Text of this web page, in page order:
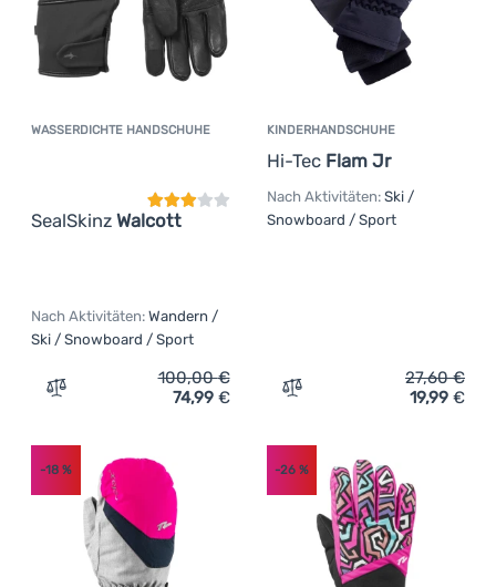
WASSERDICHTE HANDSCHUHE
SealSkinz Walcott
Kundenbewertung
Nach Aktivitäten: Wandern /
Ski / Snowboard / Sport
Zum Vergleich 'Wasserdichte Handschuhe SealSkinz
100,00€
74,99 €
KINDERHANDSCHUHE
Hi-Tec Flam Jr
Nach Aktivitäten: Ski /
Snowboard / Sport
Zum Vergleich
27,60€
19,99 €
-18 % -26%